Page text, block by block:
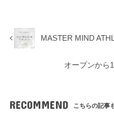
MASTER MIND
オープンから
RECOMMEND こちらの記事